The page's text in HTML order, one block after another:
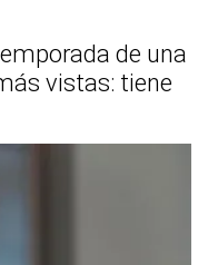
de una
vistas: tiene